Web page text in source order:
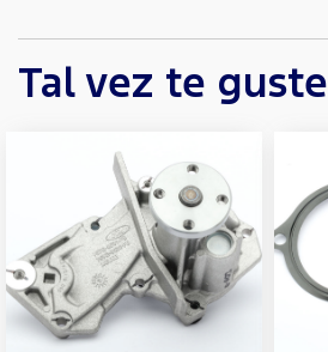
Tal vez te guste